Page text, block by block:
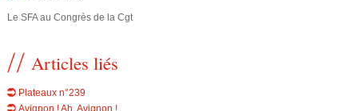
Le SFA au Congrès de la Cgt
Articles liés
Plateaux n°239
Avignon ! Ah, Avignon !